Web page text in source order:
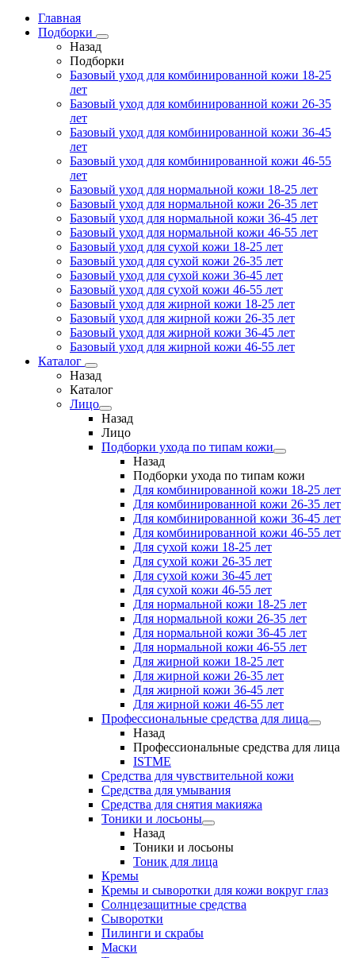
Главная
Подборки
Назад
Подборки
Базовый уход для комбинированной кожи 18-25
лет
Базовый уход для комбинированной кожи 26-35
лет
Базовый уход для комбинированной кожи 36-45
лет
Базовый уход для комбинированной кожи 46-55
лет
Базовый уход для нормальной кожи 18-25 лет
Базовый уход для нормальной кожи 26-35 лет
Базовый уход для нормальной кожи 36-45 лет
Базовый уход для нормальной кожи 46-55 лет
Базовый уход для сухой кожи 18-25 лет
Базовый уход для сухой кожи 26-35 лет
Базовый уход для сухой кожи 36-45 лет
Базовый уход для сухой кожи 46-55 лет
Базовый уход для жирной кожи 18-25 лет
Базовый уход для жирной кожи 26-35 лет
Базовый уход для жирной кожи 36-45 лет
Базовый уход для жирной кожи 46-55 лет
Каталог
Назад
Каталог
Лицо
Назад
Лицо
Подборки ухода по типам кожи
Назад
Подборки ухода по типам кожи
Для комбинированной кожи 18-25 лет
Для комбинированной кожи 26-35 лет
Для комбинированной кожи 36-45 лет
Для комбинированной кожи 46-55 лет
Для сухой кожи 18-25 лет
Для сухой кожи 26-35 лет
Для сухой кожи 36-45 лет
Для сухой кожи 46-55 лет
Для нормальной кожи 18-25 лет
Для нормальной кожи 26-35 лет
Для нормальной кожи 36-45 лет
Для нормальной кожи 46-55 лет
Для жирной кожи 18-25 лет
Для жирной кожи 26-35 лет
Для жирной кожи 36-45 лет
Для жирной кожи 46-55 лет
Профессиональные средства для лица
Назад
Профессиональные средства для лица
ISTME
Средства для чувствительной кожи
Средства для умывания
Средства для снятия макияжа
Тоники и лосьоны
Назад
Тоники и лосьоны
Тоник для лица
Кремы
Кремы и сыворотки для кожи вокруг глаз
Солнцезащитные средства
Сыворотки
Пилинги и скрабы
Маски